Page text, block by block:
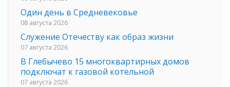
Один день в Средневековье
08 августа 2026
Служение Отечеству как образ жизни
07 августа 2026
В Глебычево 15 многоквартирных домов
подключат к газовой котельной
07 августа 2026